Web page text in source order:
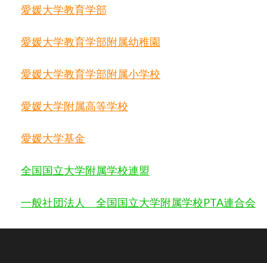
愛媛大学教育学部
愛媛大学教育学部附属幼稚園
愛媛大学教育学部附属小学校
愛媛大学附属高等学校
愛媛大学基金
全国国立大学附属学校連盟
一般社団法人 全国国立大学附属学校PTA連合会